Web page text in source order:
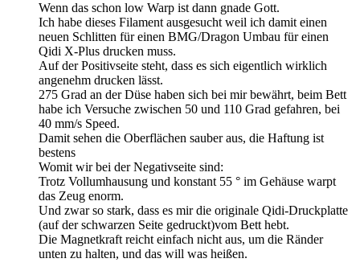
Wenn das schon low Warp ist dann gnade Gott.
Ich habe dieses Filament ausgesucht weil ich damit einen
neuen Schlitten für einen BMG/Dragon Umbau für einen
Qidi X-Plus drucken muss.
Auf der Positivseite steht, dass es sich eigentlich wirklich
angenehm drucken lässt.
275 Grad an der Düse haben sich bei mir bewährt, beim Bett
habe ich Versuche zwischen 50 und 110 Grad gefahren, bei
40 mm/s Speed.
Damit sehen die Oberflächen sauber aus, die Haftung ist
bestens
Womit wir bei der Negativseite sind:
Trotz Vollumhausung und konstant 55 ° im Gehäuse warpt
das Zeug enorm.
Und zwar so stark, dass es mir die originale Qidi-Druckplatte
(auf der schwarzen Seite gedruckt)vom Bett hebt.
Die Magnetkraft reicht einfach nicht aus, um die Ränder
unten zu halten, und das will was heißen.